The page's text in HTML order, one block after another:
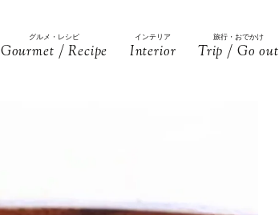
グルメ・レシピ
Gourmet / Recipe
インテリア
Interior
旅行・おでかけ
Trip / Go out